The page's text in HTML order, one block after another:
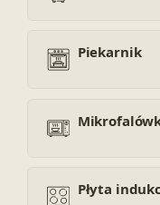
Piekarnik
Płyta